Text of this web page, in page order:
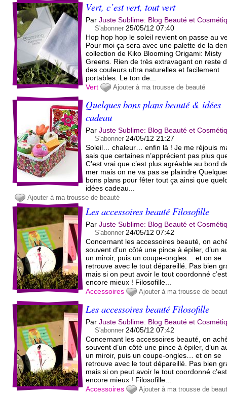
Vert, c’est vert, tout vert
ParJuste Sublime: Blog Beauté et
S'abonner 25/05/12 07:40
Hop hop hop le soleil revient on passe au
Pour moi ça sera avec une palette de la
collection de Kiko Blooming Origami: Misty
Greens. Rien de très extravagant on reste
des couleurs ultra naturelles et facilement
portables. Le ton de...
Vert
Ajouter à ma trousse de beauté
Quelques bons plans beauté & idées
cadeau
ParJuste Sublime: Blog Beauté et
S'abonner 24/05/12 21:27
Soleil… chaleur… enfin là ! Je me réjouis
sais que certaines n’apprécient pas plus
C’est vrai que c’est plus agréable au bord
mer mais on ne va pas se plaindre
bons plans pour fêter tout ça ainsi que
idées cadeau...
Ajouter à ma trousse de beauté
Les accessoires beauté Filosofille
ParJuste Sublime: Blog Beauté et
S'abonner 24/05/12 07:42
Concernant les accessoires beauté, on
souvent d’un côté une pince à épiler, d’un
un miroir, puis un coupe-ongles… et on se
retrouve avec le tout dépareillé. Pas bien
mais si on peut avoir le tout coordonné c’est
encore mieux ! Filosofille...
Accessoires
Ajouter à ma trousse de
Les accessoires beauté Filosofille
ParJuste Sublime: Blog Beauté et
S'abonner 24/05/12 07:42
Concernant les accessoires beauté, on
souvent d’un côté une pince à épiler, d’un
un miroir, puis un coupe-ongles… et on se
retrouve avec le tout dépareillé. Pas bien
mais si on peut avoir le tout coordonné c’est
encore mieux ! Filosofille...
Accessoires
Ajouter à ma trousse de